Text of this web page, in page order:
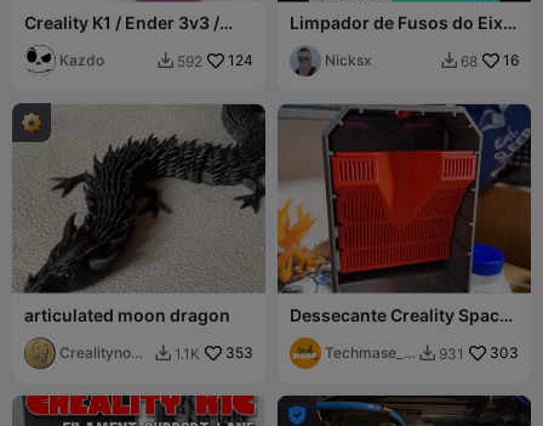
Creality K1 / Ender 3v3 /
Plus - Guia de PTFE
Kazdo  592 124
Limpador de Fusos do Eixo
Z da Série Creality
Ender5/K1/K2 V2.0
Nicksx  68 16
articulated moon dragon
Crealitynoob
 1.1K 353
Dessecante Creality Space
Pi
Techmase_3  931 303
